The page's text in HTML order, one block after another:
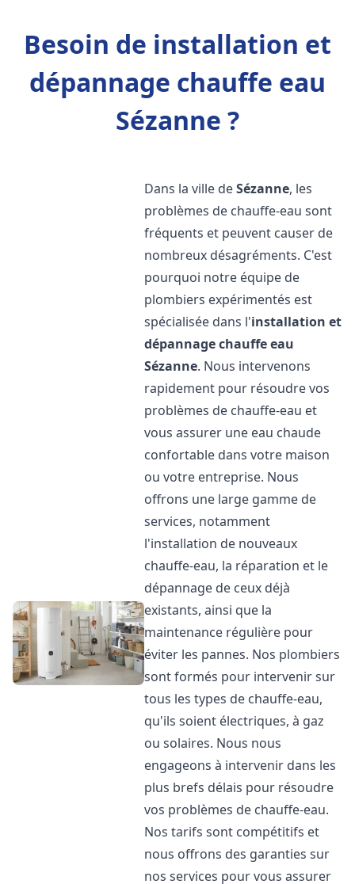
Besoin de installation et
dépannage chauffe eau
Sézanne ?
Dans la ville deSézanne, les
problèmes de chauffe-eau sont
fréquents et peuvent causer de
nombreux désagréments. C'est
pourquoi notre équipe de
plombiers expérimentés est
spécialisée dans l'installation et
dépannage chauffe eau
Sézanne. Nous intervenons
rapidement pour résoudre vos
problèmes de chauffe-eau et
vous assurer une eau chaude
confortable dans votre maison
ou votre entreprise. Nous
offrons une large gamme de
services, notamment
l'installation de nouveaux
chauffe-eau, la réparation et le
dépannage de ceux déjà
existants, ainsi que la
maintenance régulière pour
éviter les pannes. Nos plombiers
sont formés pour intervenir sur
tous les types de chauffe-eau,
qu'ils soient électriques, à gaz
ou solaires. Nous nous
engageons à intervenir dans les
plus brefs délais pour résoudre
vos problèmes de chauffe-eau.
Nos tarifs sont compétitifs et
nous offrons des garanties sur
nos services pour vous assurer